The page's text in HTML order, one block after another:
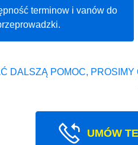
terminow i vanów do
DALSZĄ POMOC,
UMÓW